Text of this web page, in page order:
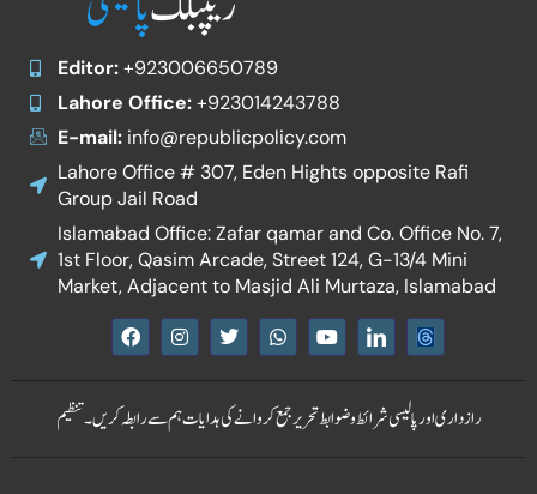
Editor:+923006650789
Lahore Office:+923014243788
E-mail:info@republicpolicy.com
Lahore Office # 307, Eden Hights opposite Rafi
Group Jail Road
Islamabad Office: Zafar qamar and Co. Office No. 7,
1st Floor, Qasim Arcade, Street 124, G-13/4 Mini
Market, Adjacent to Masjid Ali Murtaza, Islamabad
F
a
e
o
I
n
t
g
T
w
t
t
e
W
h
t
s
a
Y
o
t
b
I
c
n
-
l
تنظیمہم سے رابطہ کریں۔تحریر جمع کروانے کی ہدایاتشرائط و ضوابطرازداری اور پالیسی